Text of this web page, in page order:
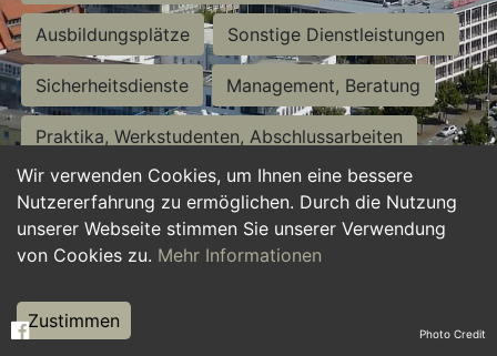
Wir verwenden Cookies, um Ihnen eine bessere
Nutzererfahrung zu ermöglichen. Durch die Nutzung
unserer Webseite stimmen Sie unserer Verwendung
von Cookies zu. Mehr Informationen
Zustimmen
Ausbildungsplätze Sonstige Dienstleistungen
Sicherheitsdienste Management, Beratung
Praktika, Werkstudenten, Abschlussarbeiten
Personalwesen Assistenz, Sekretariat
Hilfskräfte, Aushilfs- und Nebenjobs
Weiterbildung, Studium, duale Ausbildung Photo Credit